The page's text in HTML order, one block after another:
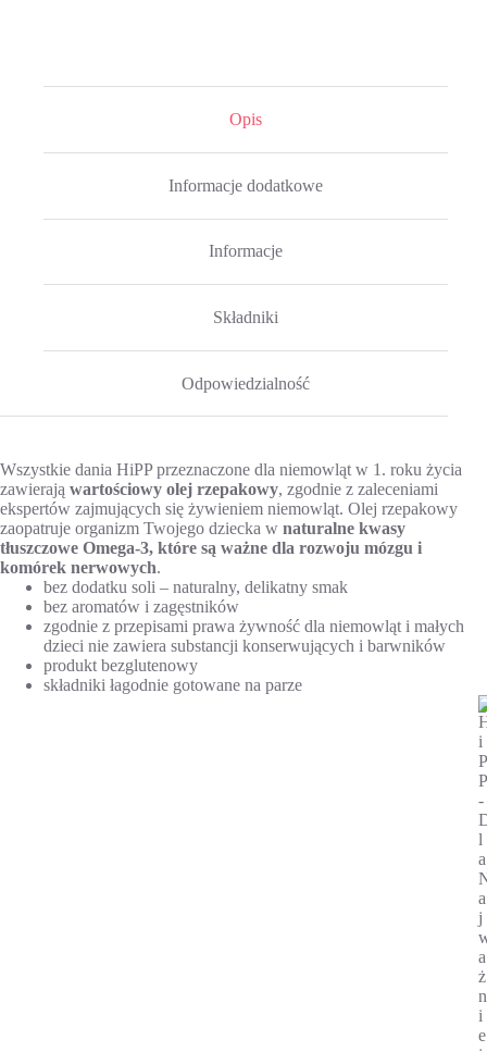
Opis
Informacje dodatkowe
Informacje
Składniki
Odpowiedzialność
Wszystkie dania HiPP przeznaczone dla niemowląt w 1. roku życia
zawierają wartościowy olej rzepakowy, zgodnie z zaleceniami
ekspertów zajmujących się żywieniem niemowląt. Olej rzepakowy
zaopatruje organizm Twojego dziecka w naturalne kwasy
tłuszczowe Omega-3, które są ważne dla rozwoju mózgu i
komórek nerwowych.
bez dodatku soli – naturalny, delikatny smak
bez aromatów i zagęstników
zgodnie z przepisami prawa żywność dla niemowląt i małych
dzieci nie zawiera substancji konserwujących i barwników
produkt bezglutenowy
składniki łagodnie gotowane na parze